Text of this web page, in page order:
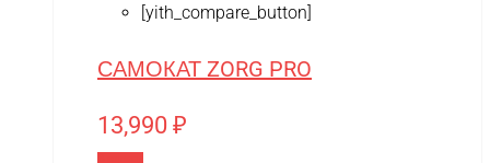
[yith_compare_button]
САМОКАТ ZORG PRO
13,990 ₽